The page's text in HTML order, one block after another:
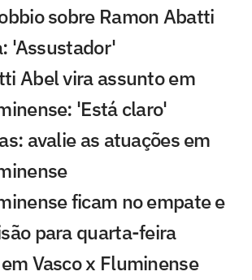
sobre Ramon Abatti
'Assustador'
Abel vira assunto em
'Está claro'
avalie as atuações em
ficam no empate e
para quarta-feira
Vasco x Fluminense